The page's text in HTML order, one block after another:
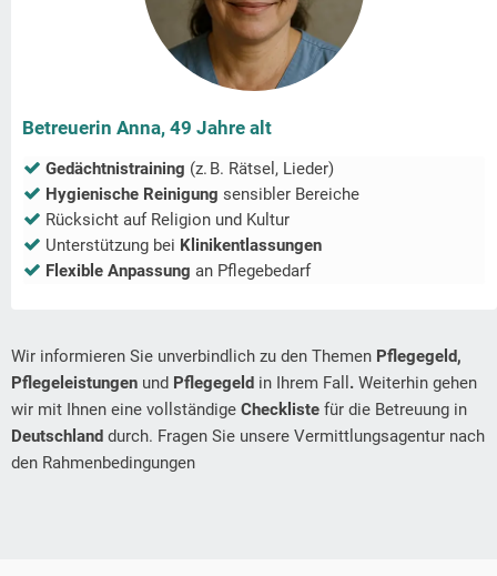
Betreuerin Anna, 49 Jahre alt
Gedächtnistraining (z. B. Rätsel, Lieder)
Hygienische Reinigung sensibler Bereiche
Rücksicht auf Religion und Kultur
Unterstützung bei Klinikentlassungen
Flexible Anpassung an Pflegebedarf
Wir informieren Sie unverbindlich zu den Themen Pflegegeld,
Pflegeleistungen und Pflegegeld in Ihrem Fall . Weiterhin gehen
wir mit Ihnen eine vollständige Checkliste für die Betreuung in
Deutschland durch. Fragen Sie unsere Vermittlungsagentur nach
den Rahmenbedingungen